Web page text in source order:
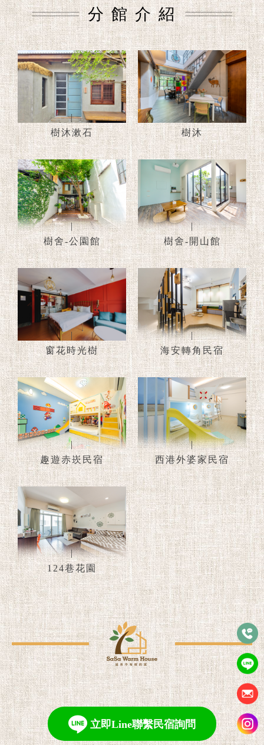
分 館 介 紹
|
樹沐漱石
|
樹沐
|
樹舍-公園館
|
樹舍-開山館
|
窗花時光樹
|
海安轉角民宿
|
趣遊赤崁民宿
|
西港外婆家民宿
|
124巷花園
立即Line聯繫民宿詢問